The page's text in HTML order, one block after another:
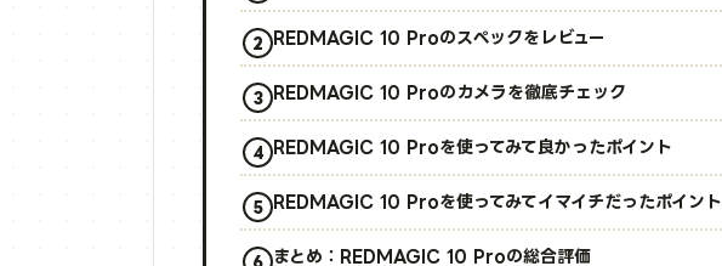
REDMAGIC 10 Proのスペックをレビュー
REDMAGIC 10 Proのカメラを徹底チェック
REDMAGIC 10 Proを使ってみて良かったポイント
REDMAGIC 10 Proを使ってみてイマイチだったポイント
まとめ：REDMAGIC 10 Proの総合評価